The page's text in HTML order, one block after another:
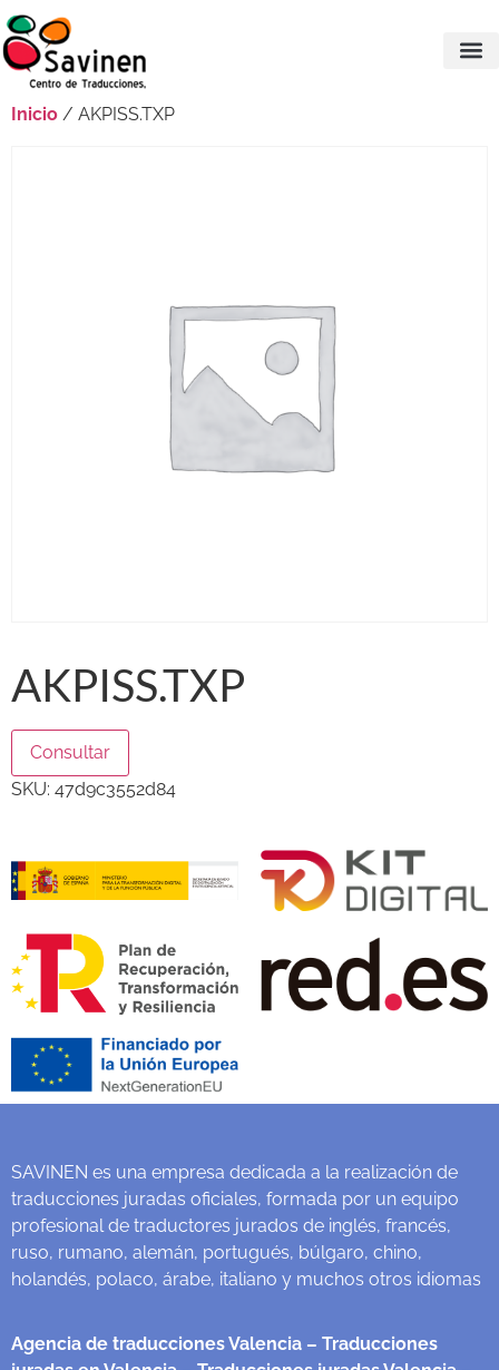
Inicio / AKPISS.TXP
AKPISS.TXP
Consultar
SKU: 47d9c3552d84
SAVINEN es una empresa dedicada a la realización de
traducciones juradas oficiales, formada por un equipo
profesional de traductores jurados de inglés, francés,
ruso, rumano, alemán, portugués, búlgaro, chino,
holandés, polaco, árabe, italiano y muchos otros idiomas
Agencia de traducciones Valencia – Traducciones